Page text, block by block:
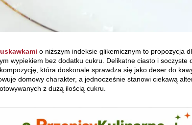
o niższym indeksie glikemicznym to propozycja
wypiekiem bez dodatku cukru. Delikatne ciasto i soczyste
która doskonale sprawdza się jako deser do
domowy charakter, a jednocześnie stanowi ciekawą
z dużą ilością cukru.